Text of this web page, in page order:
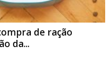
de ração
da...